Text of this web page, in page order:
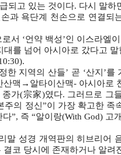
되고 있는 것이다. 다시 말하
과 욕단계 천손으로 연결되
서 ‘언약 백성’인 이스라엘
를 넘어 아시아로 갔다고 말
한 지역의 산들’ 곧 ‘산지’를
맥→알타이산맥- 아시아로
가(宗家)였다. 그러므로 그
주의 정신”이 가장 확고한 족
”, 즉 “알이랑(With God) 고
말 성경 개역판의 히브리어
코 당시에 존재하거나 알려